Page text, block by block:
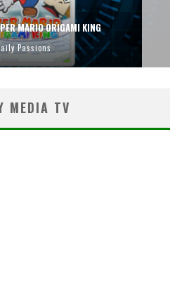
MARIO ORIGAMI KING
Passions
MEDIA TV